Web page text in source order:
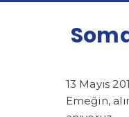
13 Mayıs
Emeğin,